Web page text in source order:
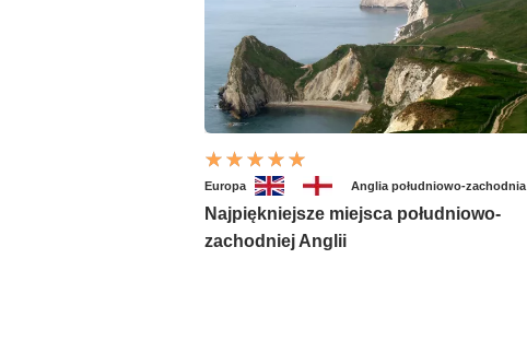
Europa Anglia południowo-zachodnia
Najpiękniejsze miejsca południowo-
zachodniej Anglii